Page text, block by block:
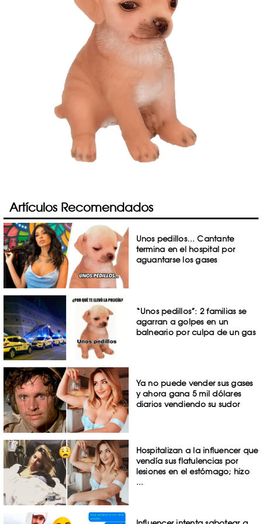
Artículos Recomendados
Unos pedillos… Cantante
termina en el hospital por
aguantarse los gases
“Unos pedillos”: 2 familias se
agarran a golpes en un
balneario por culpa de un gas
Ya no puede vender sus gases
y ahora gana 5 mil dólares
diarios vendiendo su sudor
Hospitalizan a la influencer que
vendía sus flatulencias por
lesiones en el estómago; hizo
...